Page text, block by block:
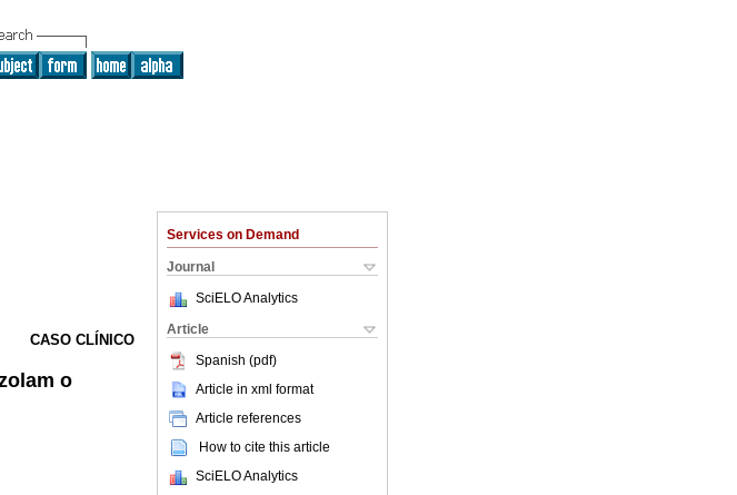
Services on Demand
Journal
SciELO Analytics
Article
Spanish (pdf)
Article in xml format
Article references
How to cite this article
SciELO Analytics
CASO CLÍNICO
o